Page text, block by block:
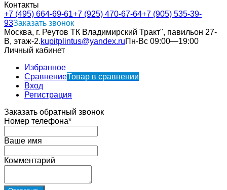
Контакты
+7 (495) 664-69-61+7 (925) 470-67-64+7 (905) 535-39-
93Заказать звонок
Москва, г. Реутов ТК Владимирский Тракт", павильон 27-
В, этаж-2.kupitplintus@yandex.ruПн-Вс 09:00—19:00
Личный кабинет
Избранное
СравнениеТовар в сравнении
Вход
Регистрация
Заказать обратный звонок
Номер телефона*
Ваше имя
Комментарий